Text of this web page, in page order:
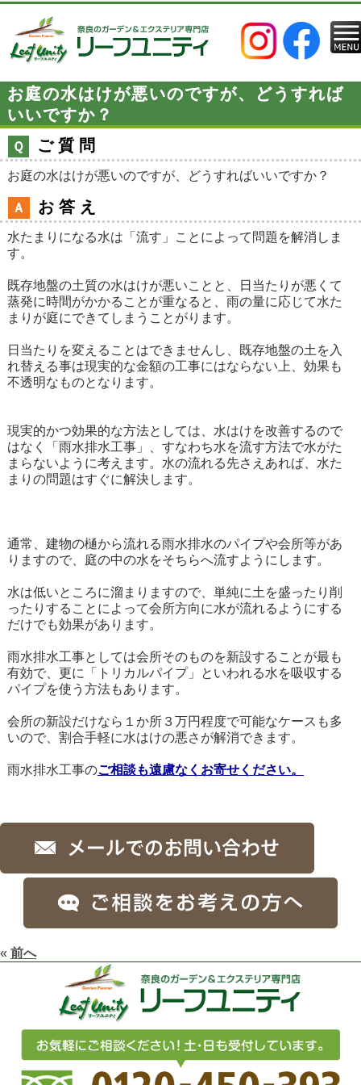
お庭の水はけが悪いのですが、どうすれば
いいですか？
Ｑ ご質問
お庭の水はけが悪いのですが、どうすればいいですか？
Ａ お答え
水たまりになる水は「流す」ことによって問題を解消しま
す。
既存地盤の土質の水はけが悪いことと、日当たりが悪くて
蒸発に時間がかかることが重なると、雨の量に応じて水た
まりが庭にできてしまうことがります。
日当たりを変えることはできませんし、既存地盤の土を入
れ替える事は現実的な金額の工事にはならない上、効果も
不透明なものとなります。
現実的かつ効果的な方法としては、水はけを改善するので
はなく「雨水排水工事」、すなわち水を流す方法で水がた
まらないように考えます。水の流れる先さえあれば、水た
まりの問題はすぐに解決します。
通常、建物の樋から流れる雨水排水のパイプや会所等があ
りますので、庭の中の水をそちらへ流すようにします。
水は低いところに溜まりますので、単純に土を盛ったり削
ったりすることによって会所方向に水が流れるようにする
だけでも効果があります。
雨水排水工事としては会所そのものを新設することが最も
有効で、更に「トリカルパイプ」といわれる水を吸収する
パイプを使う方法もあります。
会所の新設だけなら１か所３万円程度で可能なケースも多
いので、割合手軽に水はけの悪さが解消できます。
雨水排水工事のご相談も遠慮なくお寄せください。
« 前へ